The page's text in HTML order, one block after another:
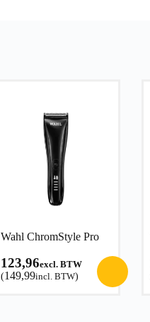
Wahl ChromStyle Pro
123,96excl. BTW
(149,99incl. BTW)